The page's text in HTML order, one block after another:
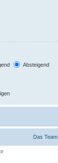
Absteigend
Das Team